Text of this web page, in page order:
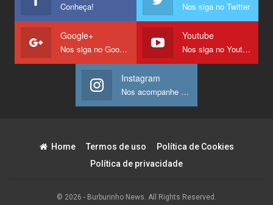
Conheça! Nos siga no Twitter
Google+
Nos siga no Google +
Youtube
Nos siga no Youtube
Instagram
Nos acompanhe no Instagram
Home Termos de uso
Política de Cookies
Política de privacidade
© 2026 - Burburinho News. All Rights Reserved.